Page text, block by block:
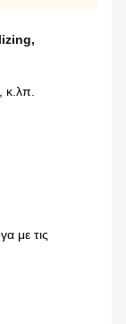
,
κ.λπ.
με τις